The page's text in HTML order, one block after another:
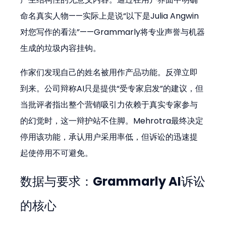
命名真实人物——实际上是说“以下是Julia Angwin
对您写作的看法”——Grammarly将专业声誉与机器
生成的垃圾内容挂钩。
作家们发现自己的姓名被用作产品功能。反弹立即
到来。公司辩称AI只是提供“受专家启发”的建议，但
当批评者指出整个营销吸引力依赖于真实专家参与
的幻觉时，这一辩护站不住脚。Mehrotra最终决定
停用该功能，承认用户采用率低，但诉讼的迅速提
起使停用不可避免。
数据与要求：Grammarly AI诉讼
的核心